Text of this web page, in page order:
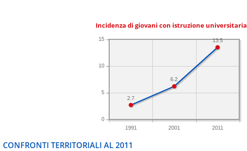
Incidenza di giovani con istruzione universitaria
1991 2001 2011
0
5
10
15 13.5
6.2
2.7
CONFRONTI TERRITORIALI AL 2011